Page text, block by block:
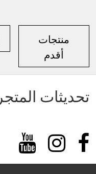
منتجات
أقدم
تحديثات المتجر